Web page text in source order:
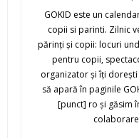
GOKID este un
copii si parinti. Zilnic
părinţi şi copii: locuri
pentru copii,
organizator şi îţi
să apară în paginile
[punct] ro şi găsim